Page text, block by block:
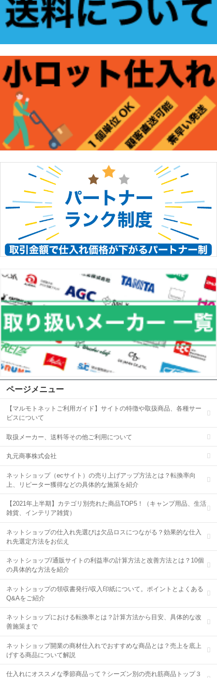
ページメニュー
【マルモトネットご利用ガイド】サイトの特徴や取扱商品、各種サー
ビスについて
取扱メーカー、送料等その他ご利用について
丸元商事株式会社
ネットショップ（ecサイト）の売り上げアップ方法とは？転換率向
上、リピーター獲得などの具体的な施策を紹介
【2021年上半期】カテゴリ別売れた商品TOP5！（キャンプ用品、生活
雑貨、インテリア雑貨）
ネットショップの仕入れ先選びは欠品ロスにつながる？効果的な仕入
れ先選定方法をお伝え
ネットショップ/通販サイトの利益率の計算方法と改善方法とは？10個
の具体的な方法を紹介
ネットショップの領収書発行/収入印紙について。ポイントとよくある
Q&Aをご紹介
ネットショップにおける転換率とは？計算方法から目安、具体的な改
善施策まで
ネットショップ開業の商材仕入れでおすすめな商品とは？売上を底上
げする商品について解説
仕入れにオススメな季節商品って？シーズン別の売れ筋商品トップ３